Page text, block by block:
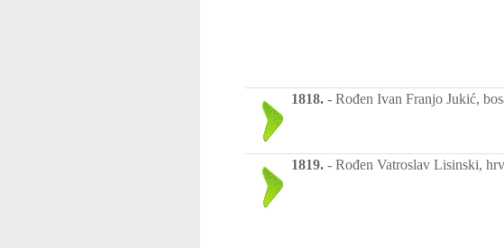
1818. - Rođen Ivan Franjo Jukić,
1819. - Rođen Vatroslav Lisinski,